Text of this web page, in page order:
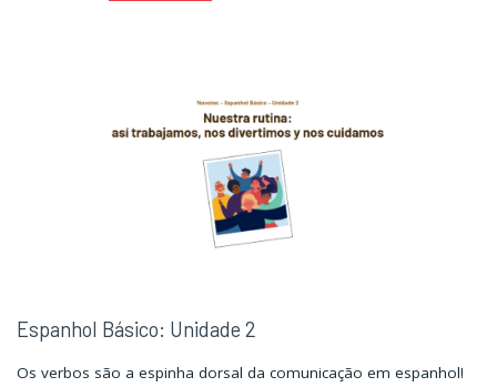
Espanhol Básico: Unidade 2
Os verbos são a espinha dorsal da comunicação em espanhol!